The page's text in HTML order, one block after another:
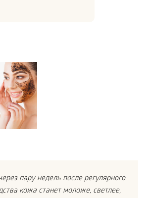
пару недель после регулярного
кожа станет моложе, светлее,